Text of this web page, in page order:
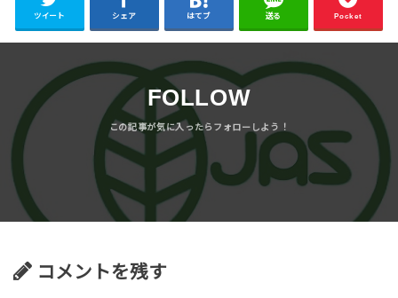
ツイート シェア はてブ 送る Pocket
FOLLOW
コメントを残す